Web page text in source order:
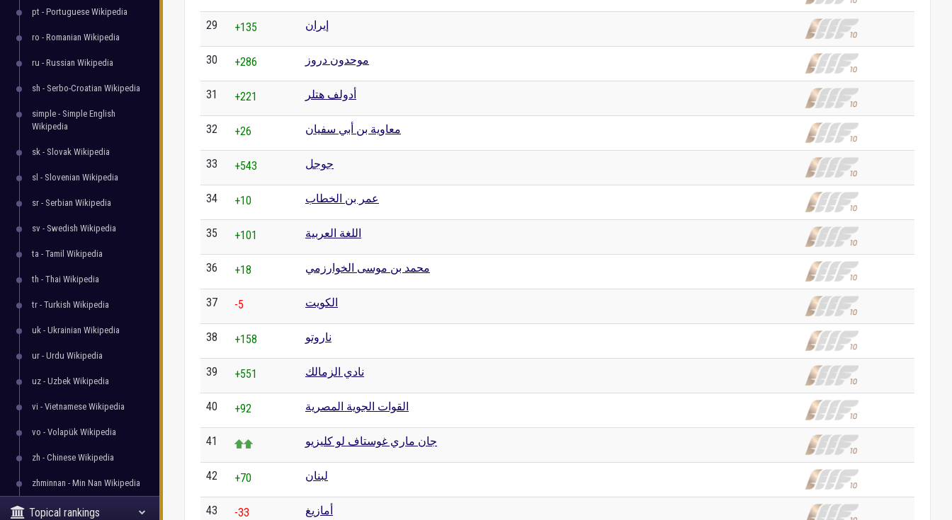
pt - Portuguese Wikipedia
ro - Romanian Wikipedia
ru - Russian Wikipedia
sh - Serbo-Croatian Wikipedia
simple - Simple English
Wikipedia
sk - Slovak Wikipedia
sl - Slovenian Wikipedia
sr - Serbian Wikipedia
sv - Swedish Wikipedia
ta - Tamil Wikipedia
th - Thai Wikipedia
tr - Turkish Wikipedia
uk - Ukrainian Wikipedia
ur - Urdu Wikipedia
uz - Uzbek Wikipedia
vi - Vietnamese Wikipedia
vo - Volapük Wikipedia
zh - Chinese Wikipedia
zhminnan - Min Nan Wikipedia
Topical rankings
29 +135 إيران
30 +286 موحدون دروز
31 +221 أدولف هتلر
32 +26 معاوية بن أبي سفيان
33 +543 جوجل
34 +10 عمر بن الخطاب
35 +101 اللغة العربية
36 +18 محمد بن موسى الخوارزمي
37 -5 الكويت
38 +158 ناروتو
39 +551 نادي الزمالك
40 +92 القوات الجوية المصرية
41 جان ماري غوستاف لو كليزيو
42 +70 لبنان
43 -33 أمازيغ